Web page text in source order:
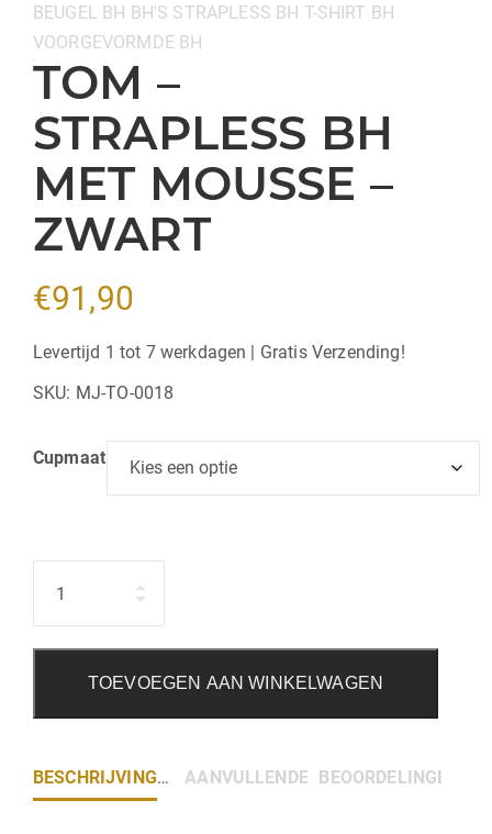
Categorieën:
BEUGEL BH BH'S STRAPLESS BH T-SHIRT BH
VOORGEVORMDE BH
TOM –
STRAPLESS BH
MET MOUSSE –
ZWART
€91,90
Levertijd 1 tot 7 werkdagen | Gratis Verzending!
SKU: MJ-TO-0018
Cupmaat
TOEVOEGEN AAN WINKELWAGEN
BESCHRIJVING AANVULLENDE INFORMATIE
BEOORDELINGEN (0)